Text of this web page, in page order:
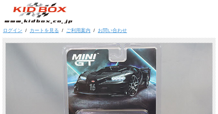
ログイン / カートを見る / ご利用案内 / お問い合わせ